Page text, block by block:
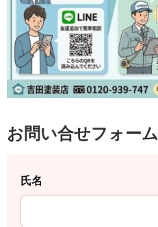
お問い合せフォーム
氏名